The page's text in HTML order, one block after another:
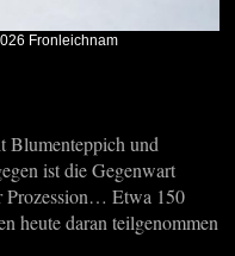
Fronleichnam
Blumenteppich und
ist die Gegenwart
Prozession… Etwa 150
heute daran teilgenommen